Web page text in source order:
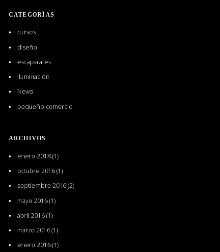
CATEGORÍAS
cursos
diseño
escaparates
iluminación
News
pequeño comercio
ARCHIVOS
enero 2018(1)
octubre 2016(1)
septiembre 2016(2)
mayo 2016(1)
abril 2016(1)
marzo 2016(1)
enero 2016(1)